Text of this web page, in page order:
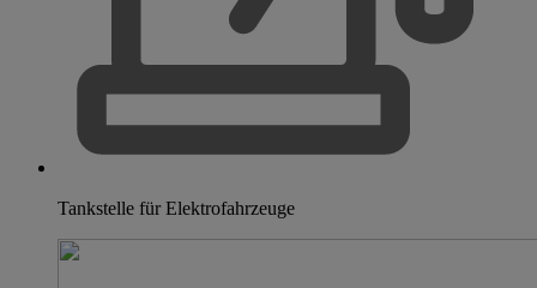
Tankstelle für Elektrofahrzeuge